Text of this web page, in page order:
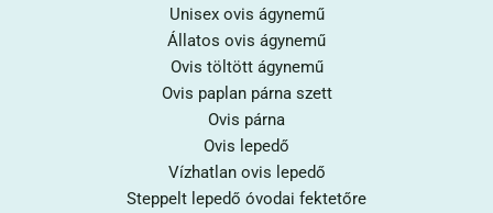
Unisex ovis ágynemű
Állatos ovis ágynemű
Ovis töltött ágynemű
Ovis paplan párna szett
Ovis párna
Ovis lepedő
Vízhatlan ovis lepedő
Steppelt lepedő óvodai fektetőre